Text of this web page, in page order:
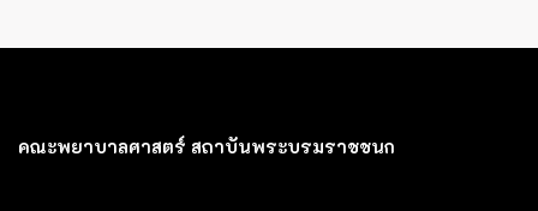
คณะพยาบาลศาสตร์ สถาบันพระบรมราชชนก